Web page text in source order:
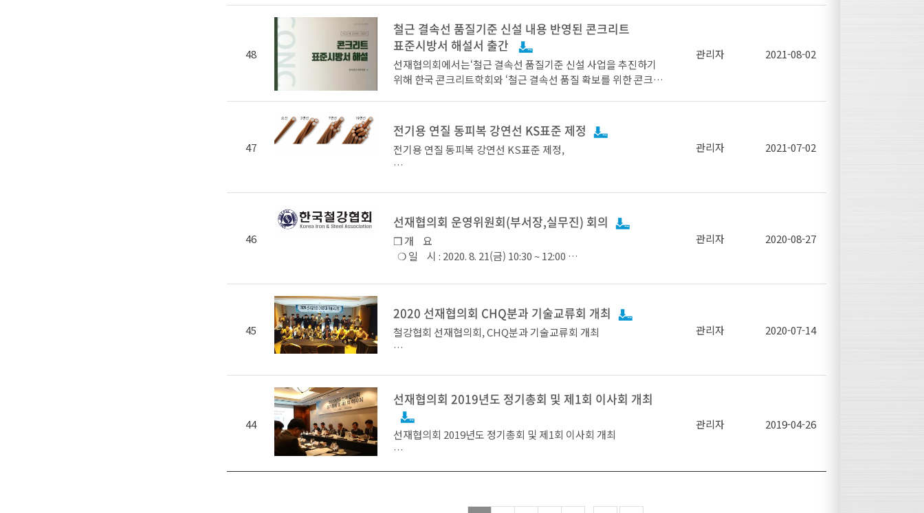
선재협의회는 선재산업의 경쟁력 향상과 신수요 창출을 통해 업
계 발전에 기여하기 위해 2015년 3월 발족한 위원회로서, 코스틸,
고려제강, 세아특수강 등 20개 주요 선재업체가 회원사로 참여하
준수하며 진행되었다.
건의 주제가 발표되었다. 발표주제는 조선대학교 성대희 연구원
이 해양구조용 고강도강 용접이음부 잔류응력 평가에 관한 연구
에 대하여, 경남대 김후진 교수가 스테인리스강의 용접노하우 및
현장적용 평가 절차에 관하여 발표했다.
열 전파정지온도 시험방법에 대한 표준화개발에 관하여, 포스코
배규열 박사는 기가스틸 용접금속 특성 및 성능향상 연구에 대하
여 발표를 이어갔다.
삼성중공업 박태욱 프로는 고망가니즈강의 물리적 성질과 미세조
직의 비교에 관하여, 엠투알 김성진 대표는 용접봉 피복 신소재 합
성 불화칼슘 개발에 관하여 발표함으로 행사를 마무리하였다.
한국철강협회 허대영 산업지원본부장은‘전기차, 수소차 등 친환
경차의 급성장에 따라 자동차 경량화가 많은 관심을 받고 있으며,
선박과 해양구조물이 갈수록 초대형화 되어가고 있다.’라고 하며
한국철강협회 선재협의회는 선재업계의 특성을 고려하여 용접
통한 네트워킹 강화를 위해 매년 분과별 기술교류회를 개최하여
● 선재협의회, 2021 경강/CHQ분과 비대면 기술교류회 개최로
회원사간 기술교류와 상생발전의 장 마련
한국철강협회 선재협의회(회장 이태준, 고려제강 부회장)는 경강
공유를 위하여 9월 9일 화상회의를 이용하여 경강분과 및 CHQ분
과 회원사 기술 및 연구진을 대상으로 기술교류회를 개최할 예정
이다.
기술교류회는 12개 회원사 및 관련 기관에서 60여 명의 연구진 및
관련 전문가 등이 참석한 가운데 개최됐으며 총 5개의 주제가 발
표될 계획이다.
첫 번째로 경강분과위원회의 회원사인 고려제강에서 고탄소 강선
의 신선기술에 대한 이해와 최신 신선 가공기술에 대한 동향을 공
유하기 위해 <고탄소 강선의 신선 가공기술 동향>이라는 제목으
다음은 삼우기초기술에서 <그라운드 앵커 공법의 국제적 추이와
국내 동향>이라는 주제로 강연선의 주요 사용분야 중 하나인 그
라운드 앵커공법의 주요 재료인 강연선의 국제적 사용 패턴의 추
48
철근 결속선 품질기준 신설 내용 반영된 콘크리트
표준시방서 해설서 출간
선재협의회에서는‘철근 결속선 품질기준 신설 사업을 추진하기
위해 한국 콘크리트학회와 ‘철근 결속선 품질 확보를 위한 콘크리
준이 다음과 같이 개정되었다.
<콘크리트표준시방서 해설서(콘크리트학회)내 철근 결속선 품질
기준 개정 내용>
도록 충분히 견고하게 조립하여야 한다. 이를 위하여 필요에 따라
서 조립용 강재를 사용할 수 있다. 또한 철근이 바른 위치를 확보
할 수 있도록 결속선으로 결속하여야 하며, 결속선은 KS D 3552
에 합치하여야 하거나 동등 이상의 제품으로, 지름 0.8mm 이상
관리자 2021-08-02
47
전기용 연질 동피복 강연선 KS표준 제정
전기용 연질 동피복 강연선 KS표준 제정,
필요성을 건의하였던 전기용 연질 동피복 강연선* KS표준(KS C
*전기용 연질 동피복 강연선 : 강선에 전기흐름 향상을 위해 동 도
금한 동피복강선을 열처리 후 연선하여 시공성을 좋게한 제품
해외에서는 연동 연선 외 동피복 강연선도 사용 중에 있으나 국내
에서는 관련규격이 제정되어 있지 않아 현장 적용에 어려움이 있
어 접지 시공 시 대부분 연동 연선을 사용하고 있다. 국내시장에서
요구하는 KS표준을 제정하여 전기설비 손상, 감전 사고, 화재 및
관리자 2021-07-02
46
선재협의회 운영위원회(부서장,실무진) 회의
❒ 개 요
❍ 일 시 : 2020. 8. 21(금) 10:30 ~ 12:00
❍ 목 적
- 『선재가공제품 해외 마케팅 전략수립 지원 연구』중간보고
❍ 참 석 : 15명
- 회원사 : (세아특수강) 안성만 본부장, 최익제 대리, (코스틸) 함
정흔 사원, (청우제강) 조기호 부장
- 연구진 : (학국국제통상학회) 강준하 교수, 이병우 공동연구원,
강병준 보조연구원
- 사무국 : (철강협회) 손정근 상무, 신관섭 실장, 장훈 사원
- 참 관 : (스틸투모로우) 차원수 대표
관리자 2020-08-27
45
2020 선재협의회 CHQ분과 기술교류회 개최
철강협회 선재협의회, CHQ분과 기술교류회 개최
열처리생략강 사용을 통한 CHQ업계 제조원가 절감방안 공유 등
기술교류를 통한 상생발전의 장 마련
한국철강협회 선재협의회(회장 이태준, 고려제강 부회장)는 CH
Q Wire 관련 업계의 기술경쟁력 강화 및 시장 동향에 관한 정보
공유를 위하여 7월 8일 부산 아스티호텔에 선재 소재, 가공(신선)
관리자 2020-07-14
44
선재협의회 2019년도 정기총회 및 제1회 이사회 개최
선재협의회 2019년도 정기총회 및 제1회 이사회 개최
관리자 2019-04-26